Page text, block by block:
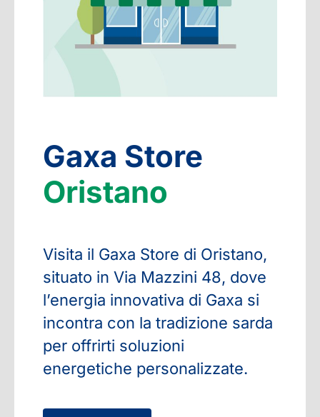
Gaxa Store
Oristano
Visita il Gaxa Store di Oristano,
situato in Via Mazzini 48, dove
l’energia innovativa di Gaxa si
incontra con la tradizione sarda
per offrirti soluzioni
energetiche personalizzate.